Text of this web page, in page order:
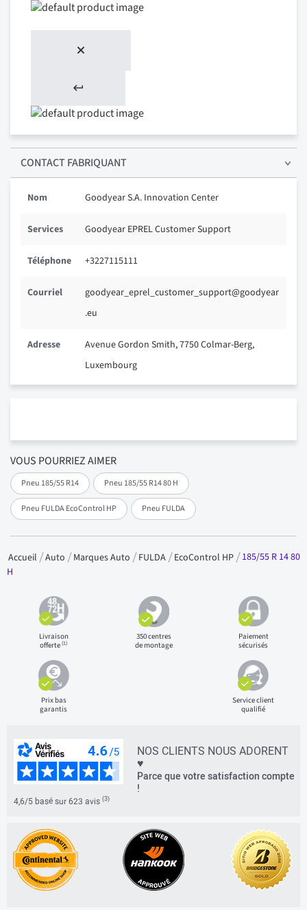
VOUS POURRIEZ AIMER
Pneu 185/55 R14 Pneu 185/55 R14 80 H
Pneu FULDA EcoControl HP Pneu FULDA
CONTACT FABRIQUANT
Nom Goodyear S.A. Innovation Center
Services Goodyear EPREL Customer Support
Téléphone +3227115111
Courriel
goodyear_eprel_customer_support@goodyear
.eu
Adresse
Avenue Gordon Smith, 7750 Colmar-Berg,
Luxembourg
Accueil Auto Marques Auto FULDA EcoControl HP
185/55 R 14 80
H
Livraison
offerte(1)
350 centres
de montage
Paiement
sécurisés
Prix bas
garantis
Service client
qualifié
NOS CLIENTS NOUS ADORENT
♥
Parce que votre satisfaction compte
!
4,6/5 basé sur 623 avis (3)